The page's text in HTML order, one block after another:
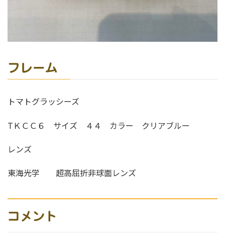
フレーム
トマトグラッシーズ
TＫＣＣ６ サイズ ４４ カラー クリアブルー
レンズ
東海光学 超高屈折非球面レンズ
コメント